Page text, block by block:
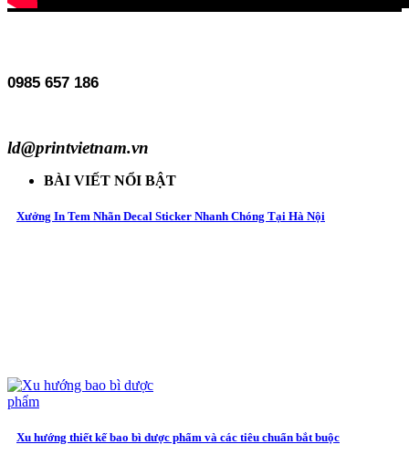
0985 657 186
ld@printvietnam.vn
BÀI VIẾT NỔI BẬT
Xưởng In Tem Nhãn Decal Sticker Nhanh Chóng Tại Hà Nội
Xu hướng thiết kế bao bì dược phẩm và các tiêu chuẩn bắt buộc